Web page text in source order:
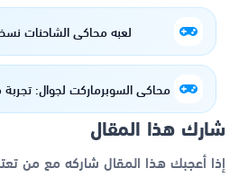
لعبه محاكي الشاحنات
محاكي السوبرماركت لجوال: تجربة
شارك هذا المقال
إذا أعجبك هذا المقال شاركه مع من